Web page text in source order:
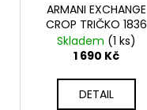
ARMANI EXCHANGE
CROP TRIČKO 1836
Skladem (1 ks)
1 690 Kč
DETAIL